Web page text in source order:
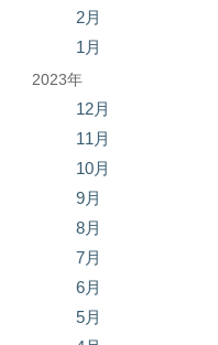
2月
1月
2023年
12月
11月
10月
9月
8月
7月
6月
5月